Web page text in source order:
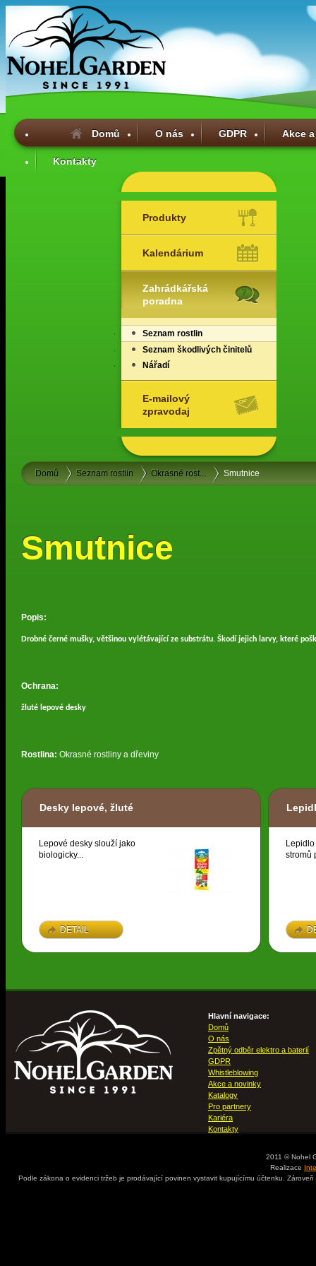
Domů O nás GDPR Akce
Kontakty
Produkty
Kalendárium
Zahrádkářská
poradna
Seznam rostlin
Seznam škodlivých činitelů
Nářadí
E-mailový
zpravodaj
Domů Seznam rostlin Okrasné rost... Smutnice
Smutnice
Popis:
Drobné černé mušky, většinou vylétávající ze substrátu. Škodí jejich larvy, které
Ochrana:
žluté lepové desky
Rostlina: Okrasné rostliny a dřeviny
Desky lepové, žluté
Lepové desky slouží jako
biologicky...
DETAIL
stromů
Hlavní navigace:
Domů
O nás
Zpětný odběr elektro a baterií
GDPR
Whistleblowing
Akce a novinky
Katalogy
Pro partnery
Kariéra
Kontakty
2011 © Nohel
Realizace
Podle zákona o evidenci tržeb je prodávající povinen vystavit kupujícímu účtenku.